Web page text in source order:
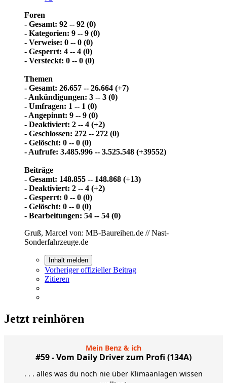
Foren
- Gesamt: 92 -- 92 (0)
- Kategorien: 9 -- 9 (0)
- Verweise: 0 -- 0 (0)
- Gesperrt: 4 -- 4 (0)
- Versteckt: 0 -- 0 (0)
Themen
- Gesamt: 26.657 -- 26.664 (+7)
- Ankündigungen: 3 -- 3 (0)
- Umfragen: 1 -- 1 (0)
- Angepinnt: 9 -- 9 (0)
- Deaktiviert: 2 -- 4 (+2)
- Geschlossen: 272 -- 272 (0)
- Gelöscht: 0 -- 0 (0)
- Aufrufe: 3.485.996 -- 3.525.548 (+39552)
Beiträge
- Gesamt: 148.855 -- 148.868 (+13)
- Deaktiviert: 2 -- 4 (+2)
- Gesperrt: 0 -- 0 (0)
- Gelöscht: 0 -- 0 (0)
- Bearbeitungen: 54 -- 54 (0)
Gruß, Marcel von: MB-Baureihen.de // Nast-
Sonderfahrzeuge.de
Inhalt melden
Vorheriger offizieller Beitrag
Zitieren
Jetzt reinhören